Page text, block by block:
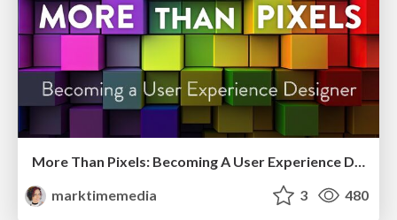
More Than Pixels: Becoming A User Experience Designer
marktimemedia
3 480